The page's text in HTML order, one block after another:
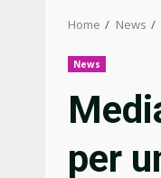
Home News
News
per